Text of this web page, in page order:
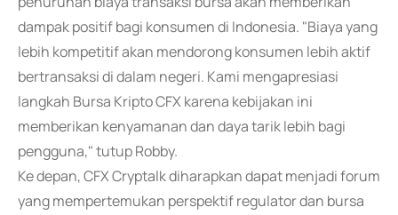
dampak positif bagi konsumen di Indonesia. "Biaya yang
lebih kompetitif akan mendorong konsumen lebih aktif
bertransaksi di dalam negeri. Kami mengapresiasi
langkah Bursa Kripto CFX karena kebijakan ini
memberikan kenyamanan dan daya tarik lebih bagi
pengguna," tutup Robby.
Ke depan, CFX Cryptalk diharapkan dapat menjadi forum
yang mempertemukan perspektif regulator dan bursa